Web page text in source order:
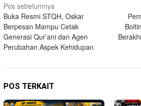
Navigasi
pos
Pos sebelumnya
Buka Resmi STQH, Oskar
Berpesan Mampu Cetak
Generasi Qur’ani dan Agen
Perubahan Aspek Kehidupan
POS TERKAIT